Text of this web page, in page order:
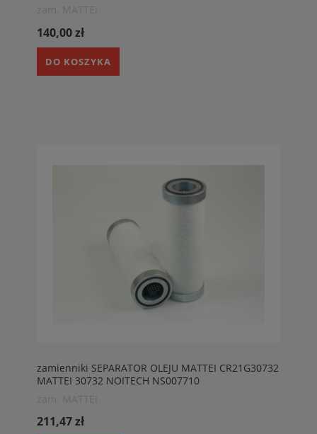
140,00 zł
DO KOSZYKA
zamienniki SEPARATOR OLEJU MATTEI CR21G30732
MATTEI 30732 NOITECH NS007710
211,47 zł